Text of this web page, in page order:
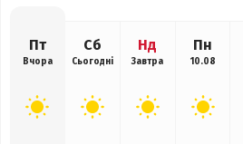
Пт
Вчора
Сб
Сьогодні
Нд
Завтра
Пн
10.08